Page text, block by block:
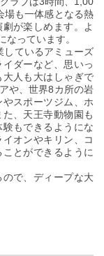
場も一体感となる熱
が楽しめます。よ
なっています。
しているアミューズ
ダーなど、思いっ
人も大はしゃぎで
や、世界8カ所の岩
スポーツジム、ホ
、天王寺動物園も
もできるようにな
オンやキリン、コ
とができるように
で、ディープな大